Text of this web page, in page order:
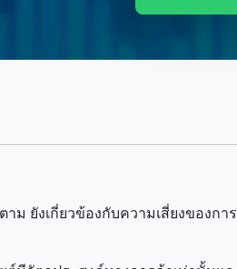
ม ยังเกี่ยวข้องกับความเสี่ยงขอ